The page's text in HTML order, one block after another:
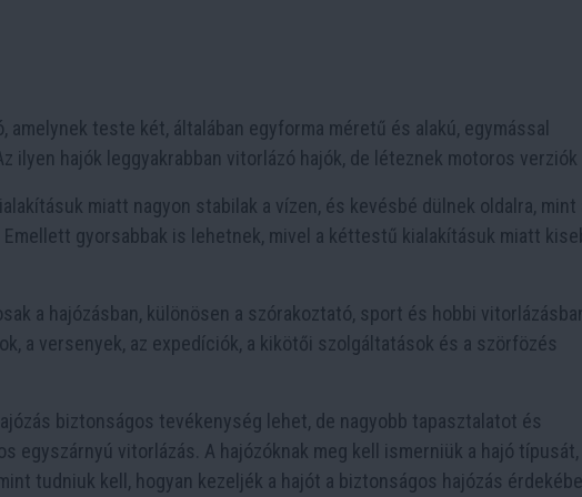
amelynek teste két, általában egyforma méretű és alakú, egymással
ilyen hajók leggyakrabban vitorlázó hajók, de léteznek motoros verziók
miatt nagyon stabilak a vízen, és kevésbé dülnek oldalra, mint
gyorsabbak is lehetnek, mivel a kéttestű kialakításuk miatt
a hajózásban, különösen a szórakoztató, sport és hobbi
a versenyek, az expedíciók, a kikötői szolgáltatások és a szörfözés
biztonságos tevékenység lehet, de nagyobb tapasztalatot és
egyszárnyú vitorlázás. A hajózóknak meg kell ismerniük a hajó típusát,
tudniuk kell, hogyan kezeljék a hajót a biztonságos hajózás